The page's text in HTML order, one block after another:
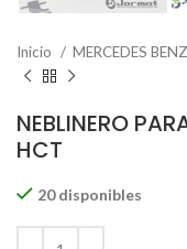
Inicio MERCEDES BENZ
NEBLINERO
HCT
20 disponibles